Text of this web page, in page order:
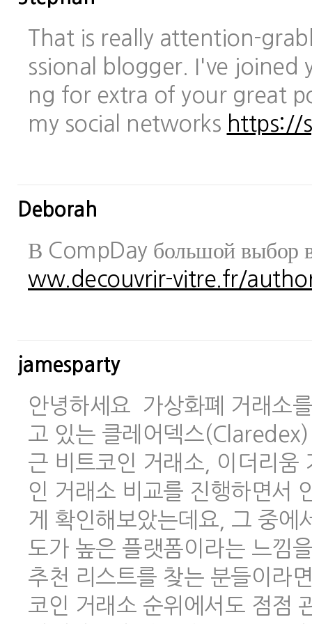
That is really attention-
ssional blogger. I've joined
ng for extra of your great
my social networks https://
Deborah
В CompDay большой выбор
ww.decouvrir-vitre.fr/
jamesparty
안녕하세요 가상화폐 거래소
고 있는 클레어덱스
근 비트코인 거래소, 이더리움
인 거래소 비교를 진행하면서
게 확인해보았는데요, 그 중에
도가 높은 플랫폼이라는 느낌
추천 리스트를 찾는 분들이라
코인 거래소 순위에서도 점점